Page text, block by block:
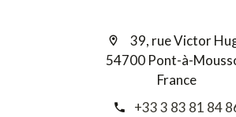
39, rue Victor
54700 Pont-à-
France
+33 3 83 81 84